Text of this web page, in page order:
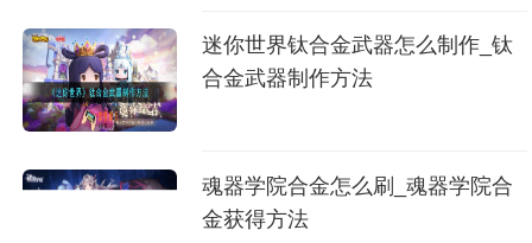
迷你世界钛合金武器怎么制作_钛
合金武器制作方法
魂器学院合金怎么刷_魂器学院合
金获得方法